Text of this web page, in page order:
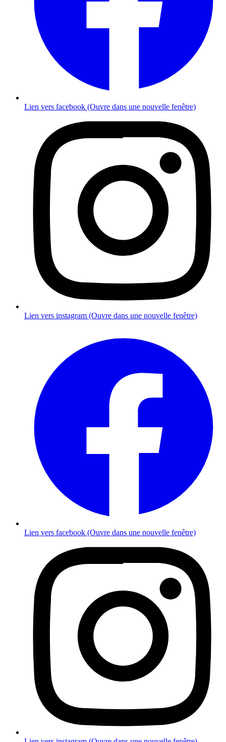
Lien vers facebook (Ouvre dans une nouvelle fenêtre)
Lien vers instagram (Ouvre dans une nouvelle fenêtre)
Lien vers facebook (Ouvre dans une nouvelle fenêtre)